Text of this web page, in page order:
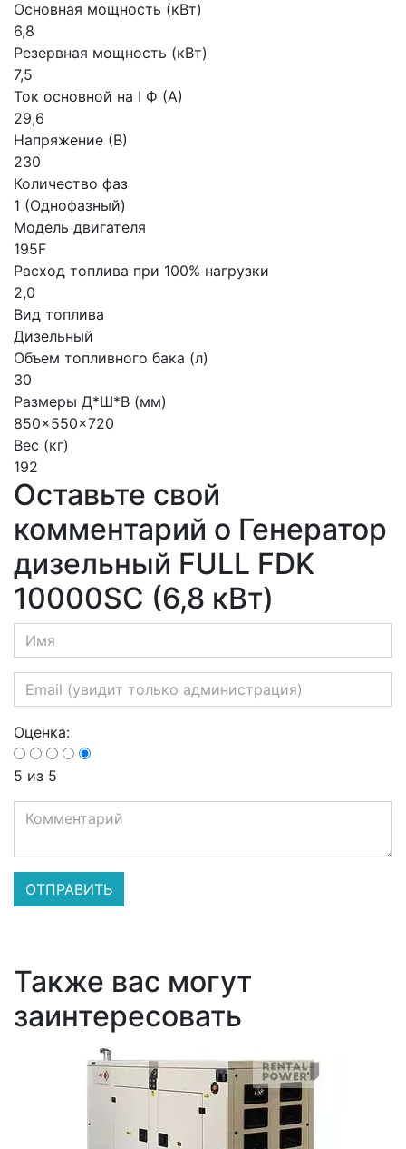
Основная мощность (кВт)
6,8
Резервная мощность (кВт)
7,5
Ток основной на I Ф (А)
29,6
Напряжение (В)
230
Количество фаз
1 (Однофазный)
Модель двигателя
195F
Расход топлива при 100% нагрузки
2,0
Вид топлива
Дизельный
Объем топливного бака (л)
30
Размеры Д*Ш*В (мм)
850x550x720
Вес (кг)
192
Оставьте свой
комментарий о Генератор
дизельный FULL FDK
10000SC (6,8 кВт)
Оценка:
5 из 5
Также вас могут
заинтересовать